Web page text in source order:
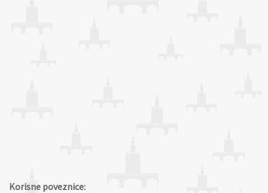
Korisne poveznice: